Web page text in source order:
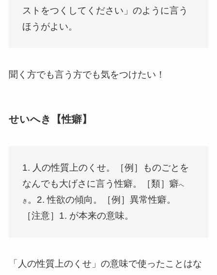
ストをつくしてください」のように言う
ほうがよい。
聞く方でも言う方でも気をつけたい！
せいへき【性癖】
1. 人の性質上のくせ。［例］ものごとを
なんでも大げさに言う性癖。［類］癖へ
き 。2. 性欲の傾向。［例］異常性癖。
［注意］1. が本来の意味。
「人の性質上のくせ」の意味で使ったことはな